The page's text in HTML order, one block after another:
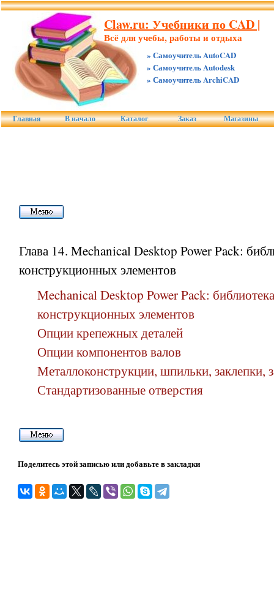
Claw.ru: Учебники по CAD |
Всё для учебы, работы и отдыха
» Самоучитель AutoCAD
» Самоучитель Autodesk
» Самоучитель ArchiCAD
Главная В начало Каталог Заказ Магазины
Глава 14. Mechanical Desktop Power Pack:
конструкционных элементов
Mechanical Desktop Power Pack:
конструкционных элементов
Опции крепежных деталей
Опции компонентов валов
Металлоконструкции, шпильки, заклепки,
Стандартизованные отверстия
Поделитесь этой записью или добавьте в закладки